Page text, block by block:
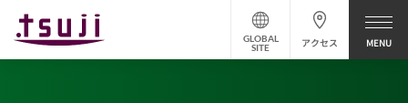
アクセス
GLOBAL
SITE